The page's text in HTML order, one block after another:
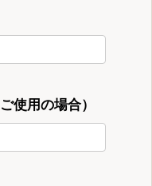
使用の場合）